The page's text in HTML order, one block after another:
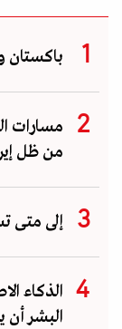
باكستان
مسارات
من ظل
إلى متى
الذكاء
البشر أن